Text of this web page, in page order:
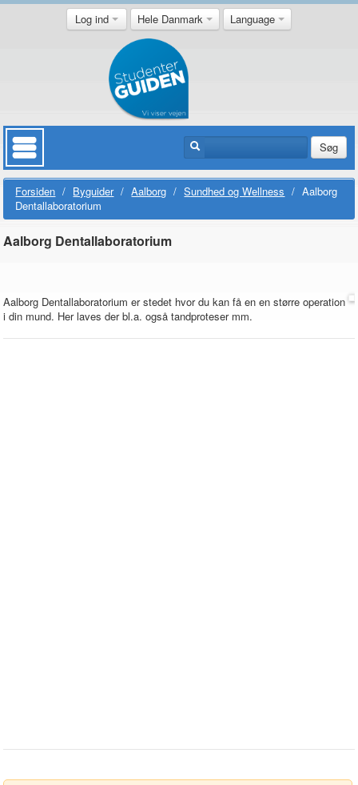
Log ind Hele Danmark Language
Søg
Forsiden / Byguider / Aalborg / Sundhed og Wellness / Aalborg
Dentallaboratorium
Aalborg Dentallaboratorium
Aalborg Dentallaboratorium er stedet hvor du kan få en en større operation
i din mund. Her laves der bl.a. også tandproteser mm.